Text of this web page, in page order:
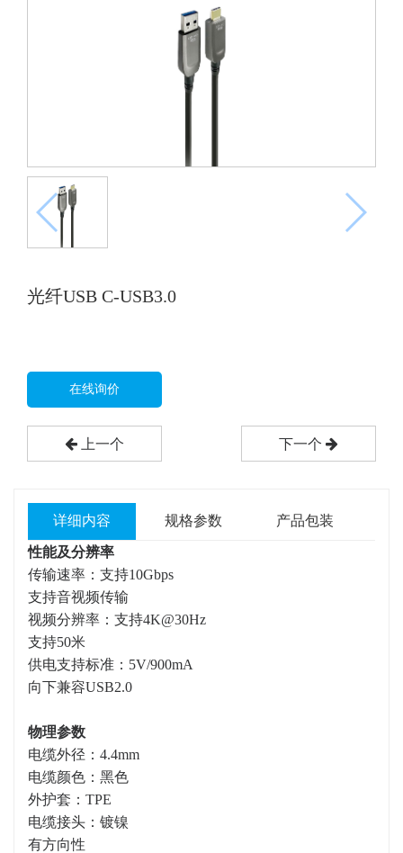
光纤USB C-USB3.0
在线询价
上一个 下一个
详细内容 规格参数 产品包装
性能及分辨率
传输速率：支持10Gbps
支持音视频传输
视频分辨率：支持4K@30Hz
支持50米
供电支持标准：5V/900mA
向下兼容USB2.0
物理参数
电缆外径：4.4mm
电缆颜色：黑色
外护套：TPE
电缆接头：镀镍
有方向性